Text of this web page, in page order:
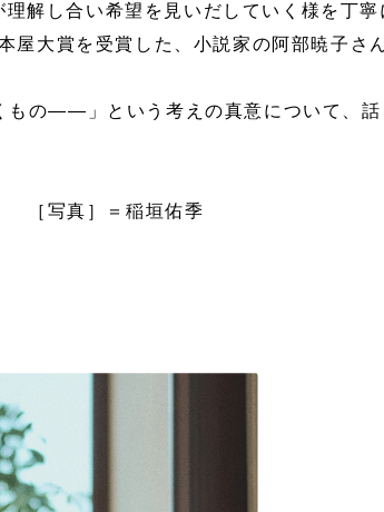
解し合い希望を見いだしていく様を丁寧
大賞を受賞した、小説家の阿部暁子さん
もの――」という考えの真意について、話
［写真］＝稲垣佑季